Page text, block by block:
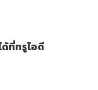
ด้ที่ทรูไอดี